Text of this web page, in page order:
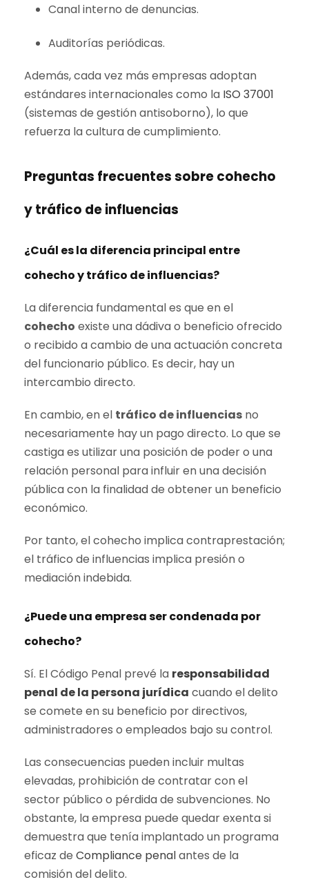
Canal interno de denuncias.
Auditorías periódicas.
Además, cada vez más empresas adoptan
estándares internacionales como la ISO 37001
(sistemas de gestión antisoborno), lo que
refuerza la cultura de cumplimiento.
Preguntas frecuentes sobre cohecho
y tráfico de influencias
¿Cuál es la diferencia principal entre
cohecho y tráfico de influencias?
La diferencia fundamental es que en el
cohecho existe una dádiva o beneficio ofrecido
o recibido a cambio de una actuación concreta
del funcionario público. Es decir, hay un
intercambio directo.
En cambio, en el tráfico de influencias no
necesariamente hay un pago directo. Lo que se
castiga es utilizar una posición de poder o una
relación personal para influir en una decisión
pública con la finalidad de obtener un beneficio
económico.
Por tanto, el cohecho implica contraprestación;
el tráfico de influencias implica presión o
mediación indebida.
¿Puede una empresa ser condenada por
cohecho?
Sí. El Código Penal prevé la responsabilidad
penal de la persona jurídica cuando el delito
se comete en su beneficio por directivos,
administradores o empleados bajo su control.
Las consecuencias pueden incluir multas
elevadas, prohibición de contratar con el
sector público o pérdida de subvenciones. No
obstante, la empresa puede quedar exenta si
demuestra que tenía implantado un programa
eficaz de Compliance penalantes de la
comisión del delito.